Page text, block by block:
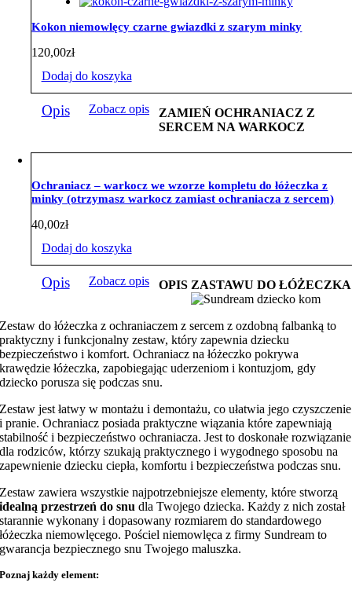
Kokon niemowlęcy czarne gwiazdki z szarym minky
120,00zł
Dodaj do koszyka
Opis Zobacz opis
ZAMIEŃ OCHRANIACZ Z
SERCEM NA WARKOCZ
Ochraniacz – warkocz we wzorze kompletu do łóżeczka z
minky (otrzymasz warkocz zamiast ochraniacza z sercem)
40,00zł
Dodaj do koszyka
Opis Zobacz opis OPIS ZASTAWU DO ŁÓŻECZKA
Zestaw do łóżeczka z ochraniaczem z sercem z ozdobną falbanką to
praktyczny i funkcjonalny zestaw, który zapewnia dziecku
bezpieczeństwo i komfort. Ochraniacz na łóżeczko pokrywa
krawędzie łóżeczka, zapobiegając uderzeniom i kontuzjom, gdy
dziecko porusza się podczas snu.
Zestaw jest łatwy w montażu i demontażu, co ułatwia jego czyszczenie
i pranie. Ochraniacz posiada praktyczne wiązania które zapewniają
stabilność i bezpieczeństwo ochraniacza. Jest to doskonałe rozwiązanie
dla rodziców, którzy szukają praktycznego i wygodnego sposobu na
zapewnienie dziecku ciepła, komfortu i bezpieczeństwa podczas snu.
Zestaw zawiera wszystkie najpotrzebniejsze elementy, które stworzą
idealną przestrzeń do snu dla Twojego dziecka. Każdy z nich został
starannie wykonany i dopasowany rozmiarem do standardowego
łóżeczka niemowlęcego. Pościel niemowlęca z firmy Sundream to
gwarancja bezpiecznego snu Twojego maluszka.
Poznaj każdy element: